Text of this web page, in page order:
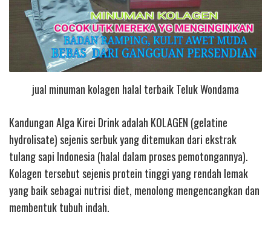
jual minuman kolagen halal terbaik Teluk Wondama
Kandungan Alga Kirei Drink adalah KOLAGEN (gelatine
hydrolisate) sejenis serbuk yang ditemukan dari ekstrak
tulang sapi Indonesia (halal dalam proses pemotongannya).
Kolagen tersebut sejenis protein tinggi yang rendah lemak
yang baik sebagai nutrisi diet, menolong mengencangkan dan
membentuk tubuh indah.